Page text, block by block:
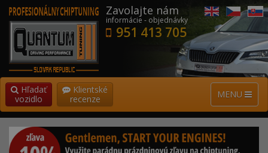
Zavolajte nám
informácie - objednávky
951 413 705
MENU
Hľadať
vozidlo
Klientské
recenze